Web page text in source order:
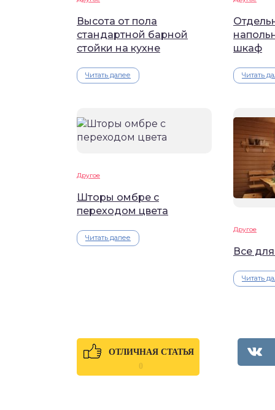
Высота от пола
стандартной барной
стойки на кухне
Читать далее
шкаф
Читать
Другое
Шторы омбре с
переходом цвета
Читать далее
Другое
Все
Читать
ОТЛИЧНАЯ СТАТЬЯ
0